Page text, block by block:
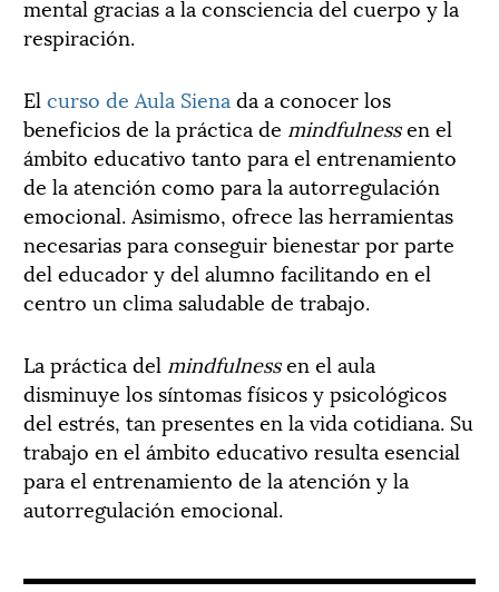
mental gracias a la consciencia del cuerpo y la
respiración.
El curso de Aula Siena da a conocer los
beneficios de la práctica de mindfulnessen el
ámbito educativo tanto para el entrenamiento
de la atención como para la autorregulación
emocional. Asimismo, ofrece las herramientas
necesarias para conseguir bienestar por parte
del educador y del alumno facilitando en el
centro un clima saludable de trabajo.
La práctica del mindfulnessen el aula
disminuye los síntomas físicos y psicológicos
del estrés, tan presentes en la vida cotidiana. Su
trabajo en el ámbito educativo resulta esencial
para el entrenamiento de la atención y la
autorregulación emocional.